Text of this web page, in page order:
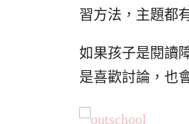
習方法，主題都
如果孩子是閱讀
是喜歡討論，也